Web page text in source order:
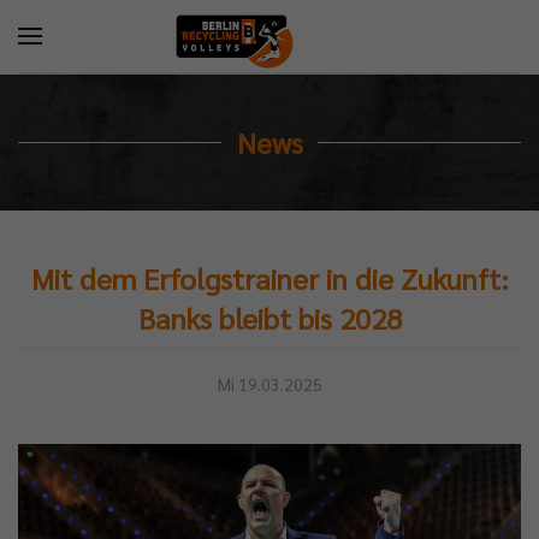
News
Mit dem Erfolgstrainer in die Zukunft:
Banks bleibt bis 2028
Mi 19.03.2025